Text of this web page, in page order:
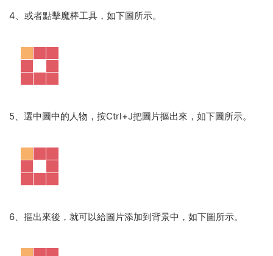
4、或者點擊魔棒工具，如下圖所示。
5、選中圖中的人物，按Ctrl+J把圖片摳出來，如下圖所示。
6、摳出來後，就可以給圖片添加到背景中，如下圖所示。